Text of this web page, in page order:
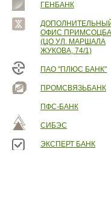
ГЕНБАНК
ОФИС
(ЦО УЛ. МАРШАЛА
ЖУКОВА, 74/1)
ПАО "ПЛЮС БАНК"
ПРОМСВЯЗЬБАНК
ПФС-БАНК
СИБЭС
ЭКСПЕРТ БАНК